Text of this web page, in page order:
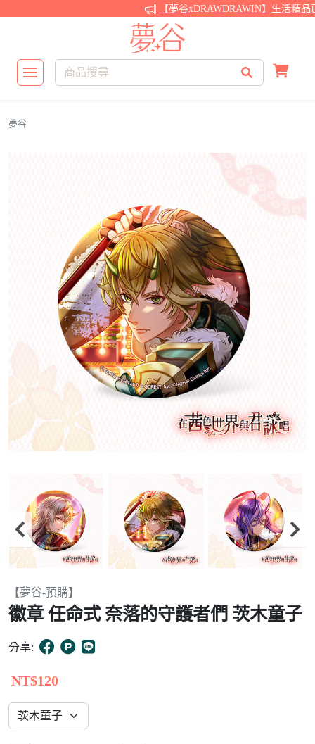
【夢谷xDRAWDRAWIN】生活精品已
夢谷
Item
2
of
3
【夢谷-預購】
徽章 任命式 奈落的守護者們 茨木童子
分享:
NT$120